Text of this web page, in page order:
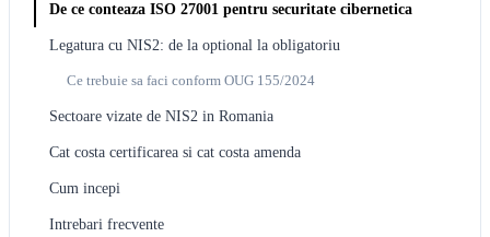
De ce conteaza ISO 27001 pentru securitate cibernetica
Legatura cu NIS2: de la optional la obligatoriu
Ce trebuie sa faci conform OUG 155/2024
Sectoare vizate de NIS2 in Romania
Cat costa certificarea si cat costa amenda
Cum incepi
Intrebari frecvente